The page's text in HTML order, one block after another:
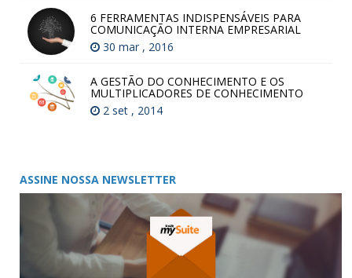
6 FERRAMENTAS INDISPENSÁVEIS PARA
COMUNICAÇÃO INTERNA EMPRESARIAL
30 mar , 2016
A GESTÃO DO CONHECIMENTO E OS
MULTIPLICADORES DE CONHECIMENTO
2 set , 2014
ASSINE NOSSA NEWSLETTER